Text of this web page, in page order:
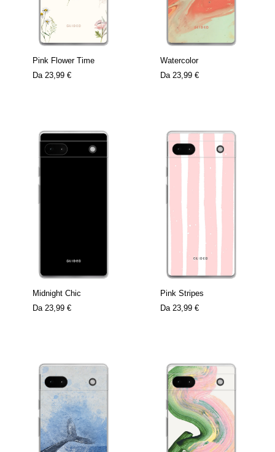
Pink Flower Time
Da 23,99 €
Watercolor
Da 23,99 €
Midnight Chic
Da 23,99 €
Pink Stripes
Da 23,99 €